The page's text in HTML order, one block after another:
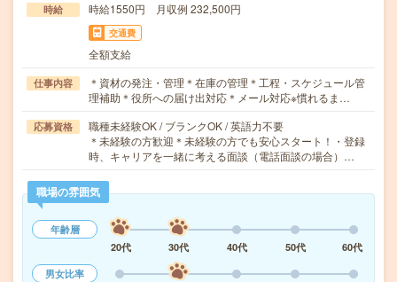
時給 時給1550円 月収例 232,500円
交通費
全額支給
仕事内容
＊資材の発注・管理＊在庫の管理＊工程・スケジュール管
理補助＊役所への届け出対応＊メール対応※慣れるま…
応募資格
職種未経験OK / ブランクOK / 英語力不要
＊未経験の方歓迎＊未経験の方でも安心スタート！・登録
時、キャリアを一緒に考える面談（電話面談の場合）…
職場の雰囲気
年齢層
20代
30代 40代 50代
60代
男女比率